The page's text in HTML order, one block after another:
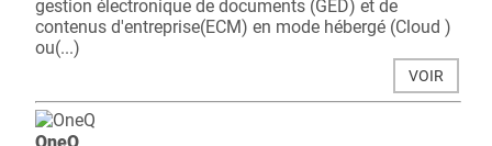
gestion électronique de documents (GED) et de
contenus d'entreprise(ECM) en mode hébergé (Cloud )
ou(...)
VOIR